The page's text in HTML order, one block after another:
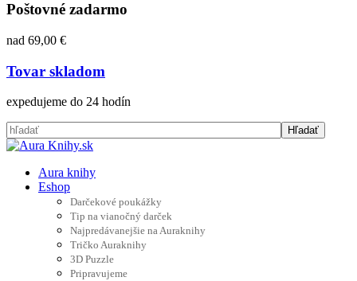
Poštovné zadarmo
nad 69,00 €
Tovar skladom
expedujeme do 24 hodín
Aura knihy
Eshop
Darčekové poukážky
Tip na vianočný darček
Najpredávanejšie na Auraknihy
Tričko Auraknihy
3D Puzzle
Pripravujeme